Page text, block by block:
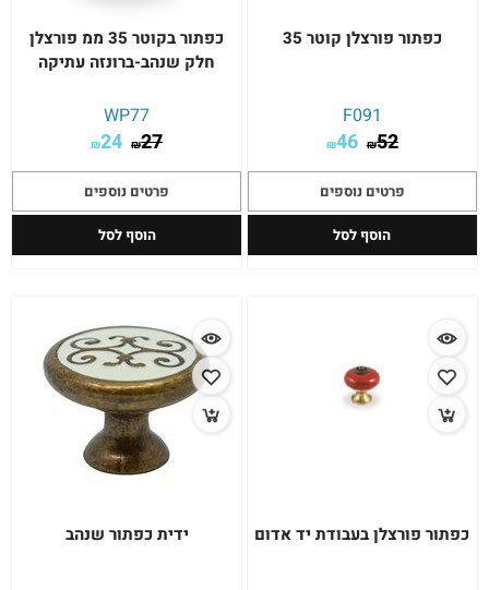
כפתור פורצלן קוטר 35
F091
₪52
₪46
פרטים נוספים
הוסף לסל
כפתור בקוטר 35 ממ פורצלן
חלק שנהב-ברונזה עתיקה
WP77
₪27
₪24
פרטים נוספים
הוסף לסל
כפתור פורצלן בעבודת יד אדום ידית כפתור שנהב